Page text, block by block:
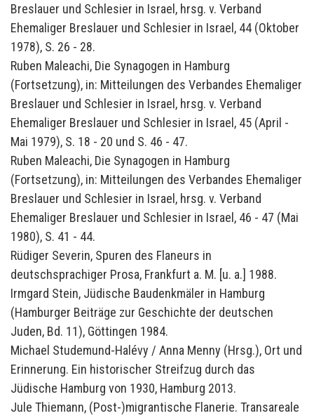
Breslauer und Schlesier in Israel, hrsg. v. Verband
Ehemaliger Breslauer und Schlesier in Israel, 44 (Oktober
1978), S. 26 - 28.
Ruben Maleachi, Die Synagogen in Hamburg
(Fortsetzung), in: Mitteilungen des Verbandes Ehemaliger
Breslauer und Schlesier in Israel, hrsg. v. Verband
Ehemaliger Breslauer und Schlesier in Israel, 45 (April -
Mai 1979), S. 18 - 20 und S. 46 - 47.
Ruben Maleachi, Die Synagogen in Hamburg
(Fortsetzung), in: Mitteilungen des Verbandes Ehemaliger
Breslauer und Schlesier in Israel, hrsg. v. Verband
Ehemaliger Breslauer und Schlesier in Israel, 46 - 47 (Mai
1980), S. 41 - 44.
Rüdiger Severin, Spuren des Flaneurs in
deutschsprachiger Prosa, Frankfurt a. M. [u. a.] 1988.
Irmgard Stein, Jüdische Baudenkmäler in Hamburg
(Hamburger Beiträge zur Geschichte der deutschen
Juden, Bd. 11), Göttingen 1984.
Michael Studemund-Halévy / Anna Menny (Hrsg.), Ort und
Erinnerung. Ein historischer Streifzug durch das
Jüdische Hamburg von 1930, Hamburg 2013.
Jule Thiemann, (Post-)migrantische Flanerie. Transareale